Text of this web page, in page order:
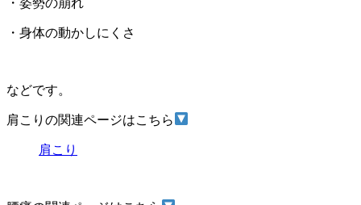
・身体の動かしにくさ
などです。
肩こりの関連ページはこちら
肩こり